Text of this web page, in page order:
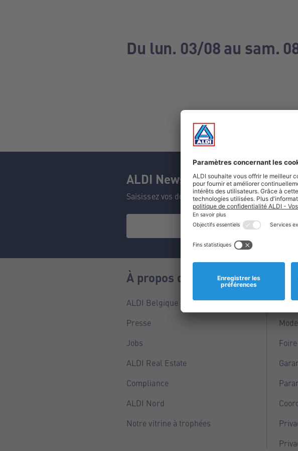
Du lun. 03/08 au sam.
ALDI Newsletter
Saisissez vos données et ne manquez aucune
À propos de nous
ALDI Belgique
Presse
Jobs
ALDI Real Estate
Compliance
ALDI Nord
Notre vitrine à trophées